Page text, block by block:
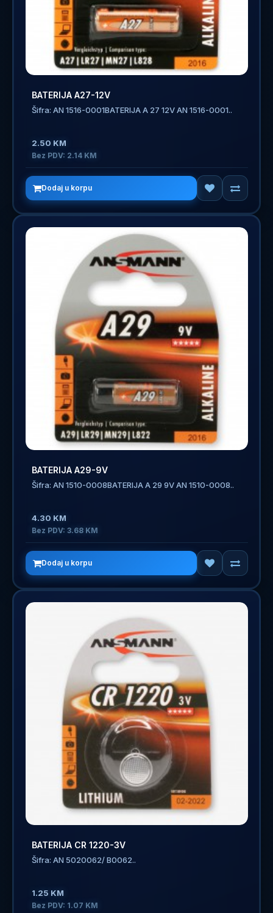
BATERIJA A27-12V
Šifra: AN 1516-0001BATERIJA A 27 12V AN 1516-0001..
2.50 KM
Bez PDV: 2.14 KM
Dodaj u korpu
BATERIJA A29-9V
Šifra: AN 1510-0008BATERIJA A 29 9V AN 1510-0008..
4.30 KM
Bez PDV: 3.68 KM
Dodaj u korpu
BATERIJA CR 1220-3V
Šifra: AN 5020062/ B0062..
1.25 KM
Bez PDV: 1.07 KM